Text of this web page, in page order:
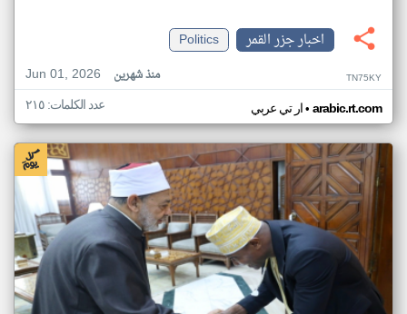
اخبار جزر القمر
Politics
Jun 01, 2026
منذ شهرين TN75KY
ار تي عربي• arabic.rt.com عدد الكلمات: ٢١٥